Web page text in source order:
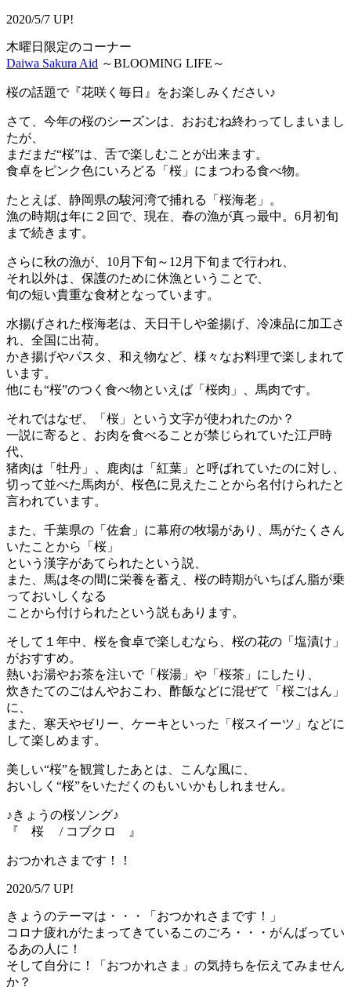
2020/5/7 UP!
木曜日限定のコーナー
Daiwa Sakura Aid ～BLOOMING LIFE～
桜の話題で『花咲く毎日』をお楽しみください♪
さて、今年の桜のシーズンは、おおむね終わってしまいまし
たが、
まだまだ“桜”は、舌で楽しむことが出来ます。
食卓をピンク色にいろどる「桜」にまつわる食べ物。
たとえば、静岡県の駿河湾で捕れる「桜海老」。
漁の時期は年に２回で、現在、春の漁が真っ最中。6月初旬
まで続きます。
さらに秋の漁が、10月下旬～12月下旬まで行われ、
それ以外は、保護のために休漁ということで、
旬の短い貴重な食材となっています。
水揚げされた桜海老は、天日干しや釜揚げ、冷凍品に加工さ
れ、全国に出荷。
かき揚げやパスタ、和え物など、様々なお料理で楽しまれて
います。
他にも“桜”のつく食べ物といえば「桜肉」、馬肉です。
それではなぜ、「桜」という文字が使われたのか？
一説に寄ると、お肉を食べることが禁じられていた江戸時
代、
猪肉は「牡丹」、鹿肉は「紅葉」と呼ばれていたのに対し、
切って並べた馬肉が、桜色に見えたことから名付けられたと
言われています。
また、千葉県の「佐倉」に幕府の牧場があり、馬がたくさん
いたことから「桜」
という漢字があてられたという説、
また、馬は冬の間に栄養を蓄え、桜の時期がいちばん脂が乗
っておいしくなる
ことから付けられたという説もあります。
そして１年中、桜を食卓で楽しむなら、桜の花の「塩漬け」
がおすすめ。
熱いお湯やお茶を注いで「桜湯」や「桜茶」にしたり、
炊きたてのごはんやおこわ、酢飯などに混ぜて「桜ごはん」
に、
また、寒天やゼリー、ケーキといった「桜スイーツ」などに
して楽しめます。
美しい“桜”を観賞したあとは、こんな風に、
おいしく“桜”をいただくのもいいかもしれません。
♪きょうの桜ソング♪
『 桜 / コブクロ 』
おつかれさまです！！
2020/5/7 UP!
きょうのテーマは・・・「おつかれさまです！」
コロナ疲れがたまってきているこのごろ・・・がんばってい
るあの人に！
そして自分に！「おつかれさま」の気持ちを伝えてみません
か？